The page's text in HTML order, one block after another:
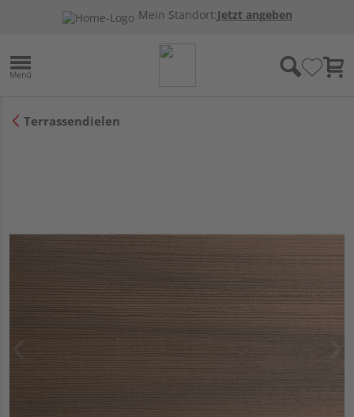
Mein Standort:Jetzt angeben
Terrassendielen